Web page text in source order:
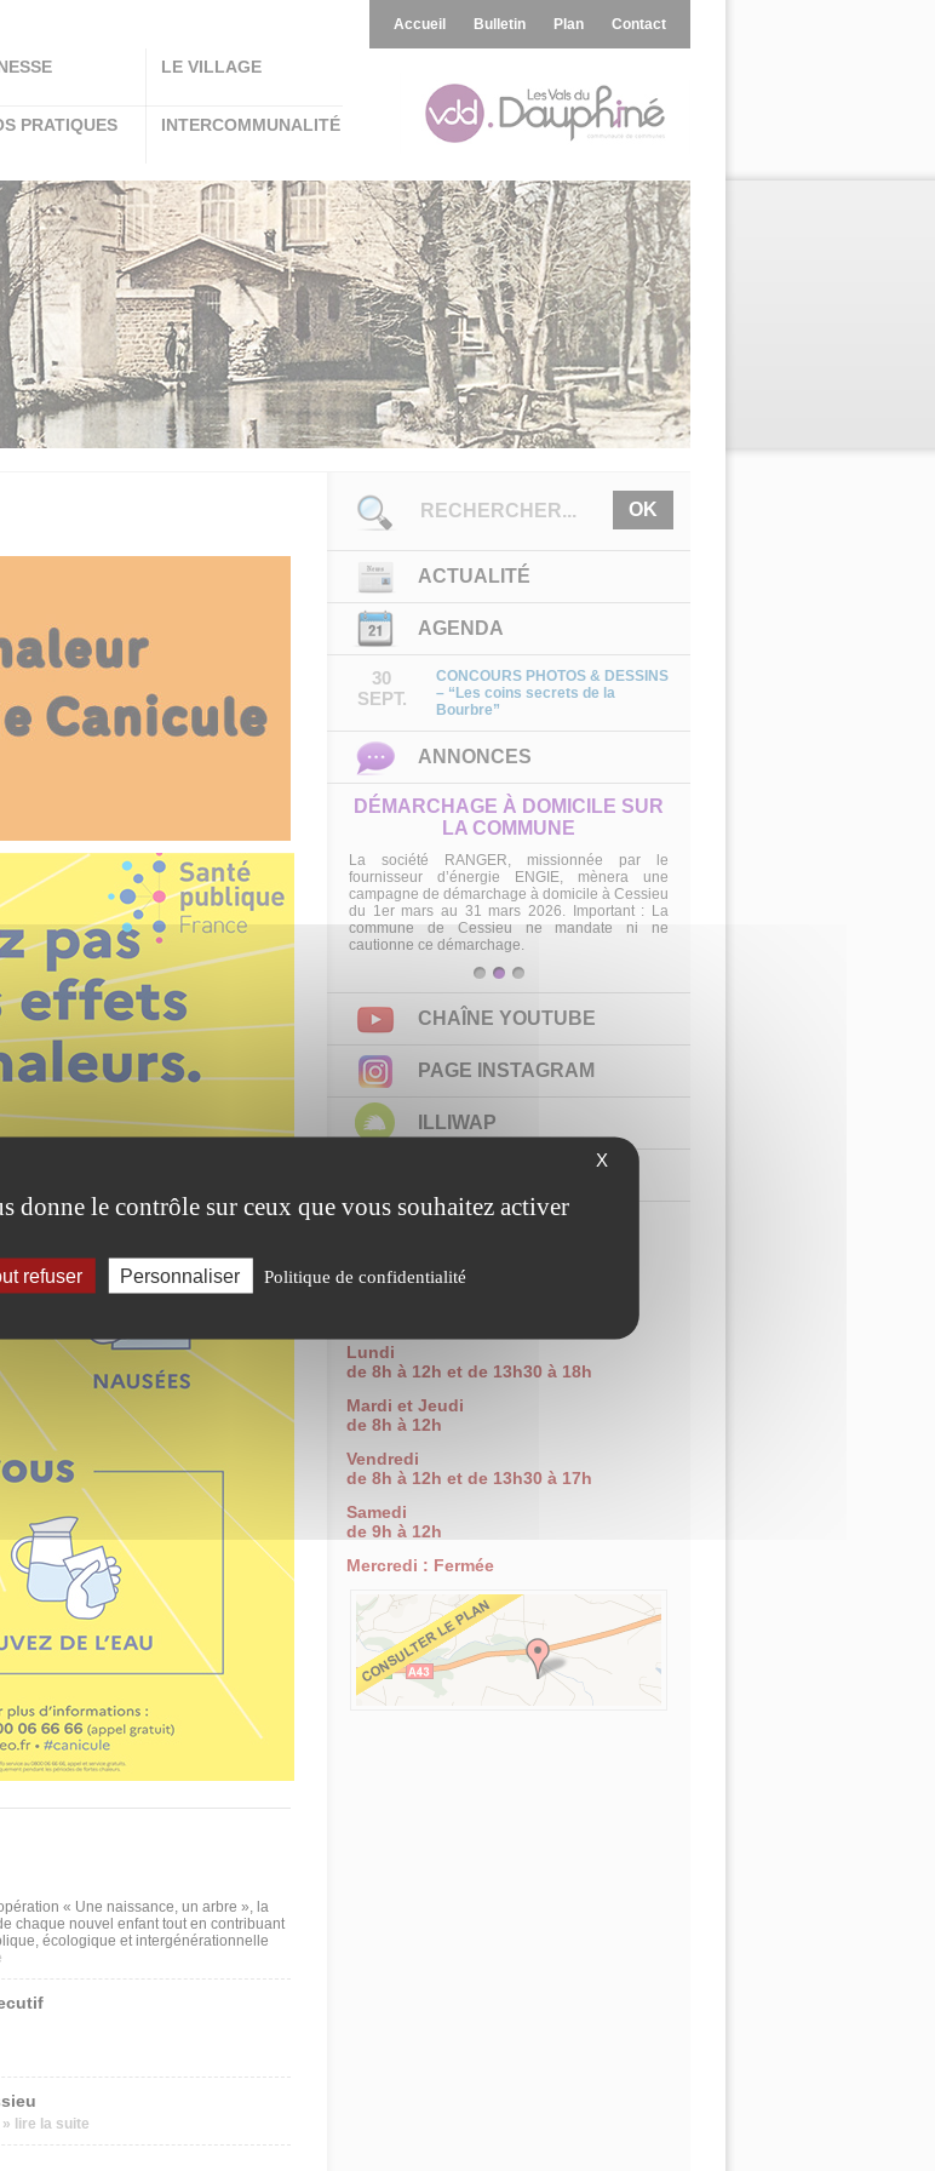
Accueil Bulletin Plan Contact
LE VILLAGE
PRATIQUES INTERCOMMUNALITÉ
« Une naissance, un arbre », la
chaque nouvel enfant tout en contribuant
écologique et intergénérationnelle
» lire la suite
ACTUALITÉ
AGENDA
30
SEPT.
CONCOURS PHOTOS & DESSINS
– “Les coins secrets de la
Bourbre”
ANNONCES
La société RANGER, missionnée par le
fournisseur d’énergie ENGIE, mènera une
campagne de démarchage à domicile à Cessieu
du 1er mars au 31 mars 2026. Important : La
commune de Cessieu ne mandate ni ne
cautionne ce démarchage.
L’Abeille Dauphinoise, la passion
de l’apiculture partagée
1500 apiculteurs isérois, amateurs et
professionnels. Toute l’année, l’association
propose des formations d’initiation à l’apiculture,
des conseils pratiques (ruchers, frelon asiatique,
bonnes pratiques) et une coopérative d’achat
réservée aux adhére
1 2 3
CHAÎNE YOUTUBE
PAGE INSTAGRAM
ILLIWAP
Tel : 04 74 88 31 76
Lundi
de 8h à 12h et de 13h30 à 18h
Mardi et Jeudi
de 8h à 12h
Vendredi
de 8h à 12h et de 13h30 à 17h
Samedi
de 9h à 12h
Mercredi : Fermée
X
donne le contrôle sur ceux que vous souhaitez activer
refuser Personnaliser Politique de confidentialité